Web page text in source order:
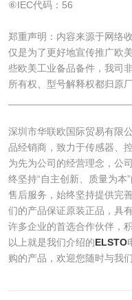
⑥IEC代码：56
郑重声明：内容来源于网络
仅是为了更好地宣传推广欧
些欧美工业备品备件，我司
所有权、型号解释权都归原
深圳市华联欧国际贸易有限
品经销商，致力于传感器、
为先为公司的经营理念，公
终坚持“自主创新、质量为本
售后服务，始终坚持提供完
们的产品保证原装正品，具
许多企业的首选合作伙伴，
以上就是我们介绍的ELSTO
购的产品，欢迎您随时与我